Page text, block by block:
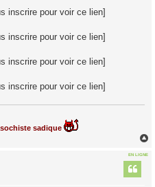
inscrire pour voir ce lien]
inscrire pour voir ce lien]
inscrire pour voir ce lien]
inscrire pour voir ce lien]
sadique
EN LIGNE